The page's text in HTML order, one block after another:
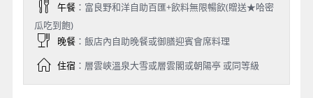
午餐：富良野和洋自助百匯+飲料無限暢飲(贈送★哈密
瓜吃到飽)
晚餐：飯店內自助晚餐或御膳迎賓會席料理
住宿：層雲峽溫泉大雪或層雲閣或朝陽亭 或同等級